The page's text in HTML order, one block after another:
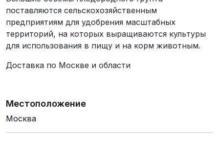
поставляются сельскохозяйственным
предприятиям для удобрения масштабных
территорий, на которых выращиваются культуры
для использования в пищу и на корм животным.
Доставка по Москве и области
Местоположение
Москва